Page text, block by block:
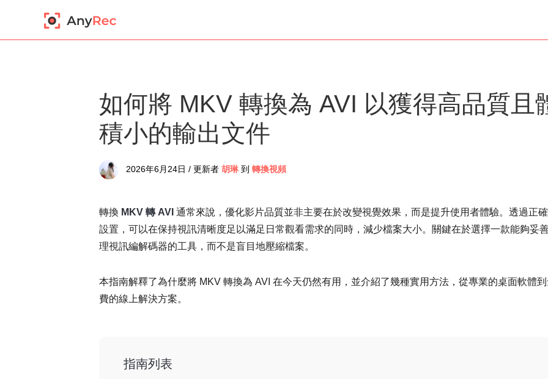
如何將 MKV 轉換為 AVI 以獲得高品質且
積小的輸出文件
2026年6月24日 / 更新者 胡琳 到 轉換視頻
轉換 MKV 轉 AVI 通常來說，優化影片品質並非主要在於改變視覺效果，而是提升使用者體驗。透過正
設置，可以在保持視訊清晰度足以滿足日常觀看需求的同時，減少檔案大小。關鍵在於選擇一款能夠妥
理視訊編解碼器的工具，而不是盲目地壓縮檔案。
本指南解釋了為什麼將 MKV 轉換為 AVI 在今天仍然有用，並介紹了幾種實用方法，從專業的桌面軟體
費的線上解決方案。
指南列表